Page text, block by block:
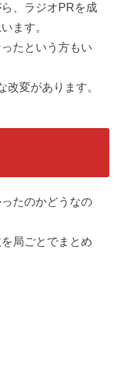
、ラジオPRを成
ます。
たという方もい
変があります。
たのかどうなの
局ごとでまとめ